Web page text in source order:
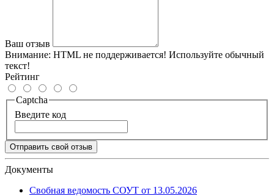
Ваш отзыв
Внимание: HTML не поддерживается! Используйте обычный
текст!
Рейтинг
Captcha
Введите код
Отправить свой отзыв
Документы
Свобная ведомость СОУТ от 13.05.2026